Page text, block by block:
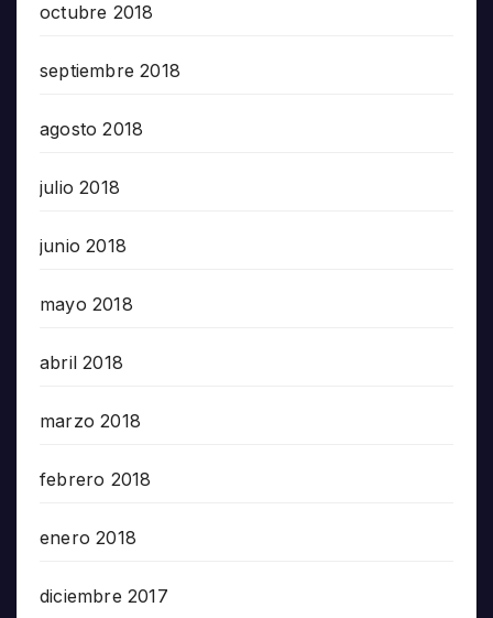
octubre 2018
septiembre 2018
agosto 2018
julio 2018
junio 2018
mayo 2018
abril 2018
marzo 2018
febrero 2018
enero 2018
diciembre 2017